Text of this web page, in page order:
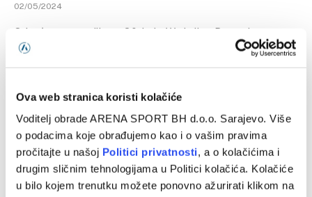
Ova web stranica koristi kolačiće
Voditelj obrade ARENA SPORT BH d.o.o. Sarajevo. Više
o podacima koje obrađujemo kao i o vašim pravima
pročitajte u našoj Politici privatnosti, a o kolačićima i
drugim sličnim tehnologijama u Politici kolačića. Kolačiće
u bilo kojem trenutku možete ponovno ažurirati klikom na
02/05/2024
Određene su sudije za 30. kolo Wwin lige Bosne i
Hercegovine koje je na programu u petak i subotu.
Utakmicu…
Previous
1 2 3
Programska šema